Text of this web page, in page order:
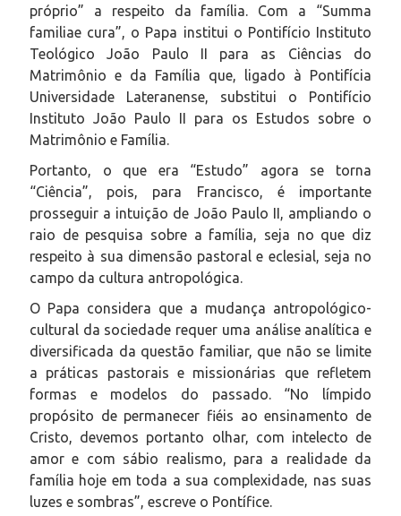
próprio” a respeito da família. Com a “Summa
familiae cura”, o Papa institui o Pontifício Instituto
Teológico João Paulo II para as Ciências do
Matrimônio e da Família que, ligado à Pontifícia
Universidade Lateranense, substitui o Pontifício
Instituto João Paulo II para os Estudos sobre o
Matrimônio e Família.
Portanto, o que era “Estudo” agora se torna
“Ciência”, pois, para Francisco, é importante
prosseguir a intuição de João Paulo II, ampliando o
raio de pesquisa sobre a família, seja no que diz
respeito à sua dimensão pastoral e eclesial, seja no
campo da cultura antropológica.
O Papa considera que a mudança antropológico-
cultural da sociedade requer uma análise analítica e
diversificada da questão familiar, que não se limite
a práticas pastorais e missionárias que refletem
formas e modelos do passado. “No límpido
propósito de permanecer fiéis ao ensinamento de
Cristo, devemos portanto olhar, com intelecto de
amor e com sábio realismo, para a realidade da
família hoje em toda a sua complexidade, nas suas
luzes e sombras”, escreve o Pontífice.